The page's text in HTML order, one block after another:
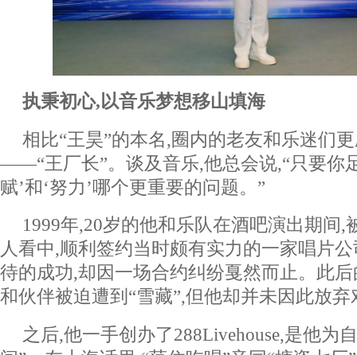
执秉初心,以音乐梦想移山填海
相比“王昊”的本名,圈内的老友和乐迷们
——“王厂长”。谈及音乐,他总会说,“只要你
赋’和‘努力’哪个更重要的问题。”
1999年,20岁的他和乐队在酒吧演出期间,
人看中,顺利签约当时颇有实力的一家唱片
待的成功,却因一场合约纠纷戛然而止。此
和伙伴被迫遭到“雪藏”,但他却并未因此放
之后,他一手创办了288Livehouse,是他为